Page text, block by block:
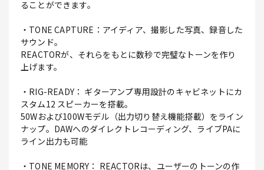
ることができます。
・TONE CAPTURE：アイディア、撮影した写真、録音した
サウンド。
REACTORが、それらをもとに数秒で完璧なトーンを作り
上げます。
・RIG-READY： ギターアンプ専用設計のキャビネットにカ
スタム12 スピーカーを搭載。
50Wおよび100Wモデル（出力切り替え機能搭載）をライン
ナップ。DAWへのダイレクトレコーディング、ライブPAに
ライン出力も可能
・TONE MEMORY： REACTORは、ユーザーのトーンの作